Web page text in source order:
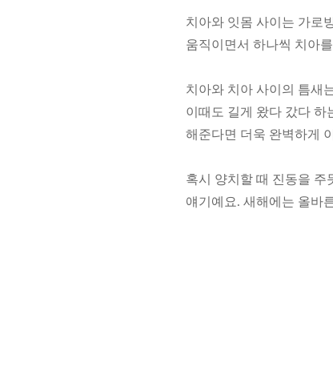
치아와 잇몸 사이는 가로
움직이면서 하나씩 치아
치아와 치아 사이의 틈새
이때도 길게 왔다 갔다 하
해준다면 더욱 완벽하게
혹시 양치할 때 진동을 주
얘기예요. 새해에는 올바